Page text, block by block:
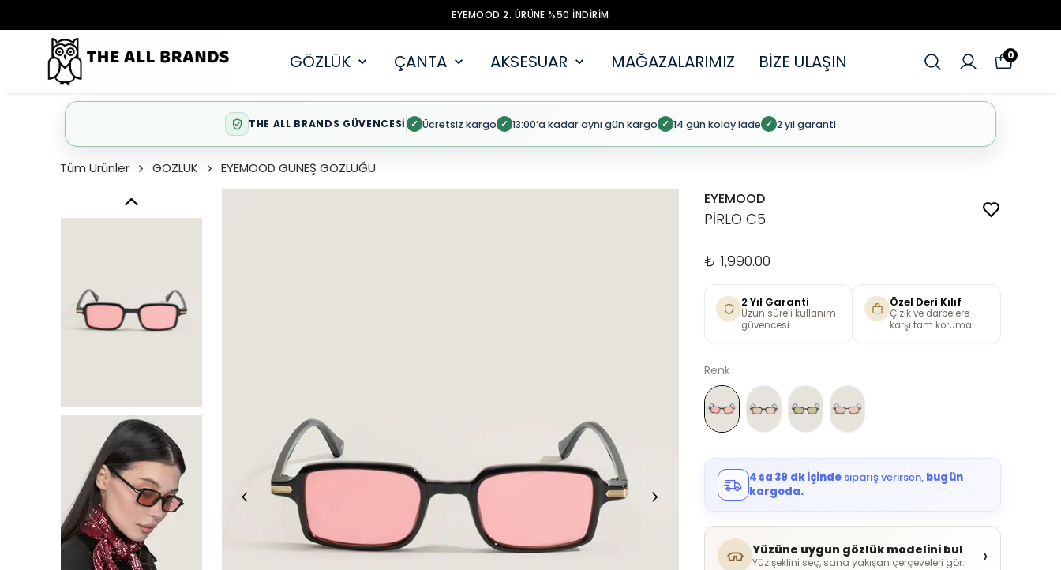
EYEMOOD 2. ÜRÜNE %50 İNDİRİM
GÖZLÜK ÇANTA AKSESUAR MAĞAZALARIMIZ BİZE ULAŞIN 0
THE ALL BRANDS GÜVENCESİ ✓ Ücretsiz kargo ✓ 13:00’a kadar aynı gün kargo ✓ 14 gün kolay iade ✓ 2 yıl garanti
Tüm Ürünler GÖZLÜK EYEMOOD GÜNEŞ GÖZLÜĞÜ
EYEMOOD
PİRLO C5
₺ 1,990.00
2 Yıl Garanti
Uzun süreli kullanım
güvencesi
Özel Deri Kılıf
Çizik ve darbelere
karşı tam koruma
Renk
4 sa 39 dk içinde sipariş verirsen, bugün
kargoda.
Yüzüne uygun gözlük modelini bul
Yüz şeklini seç, sana yakışan çerçeveleri gör. ›